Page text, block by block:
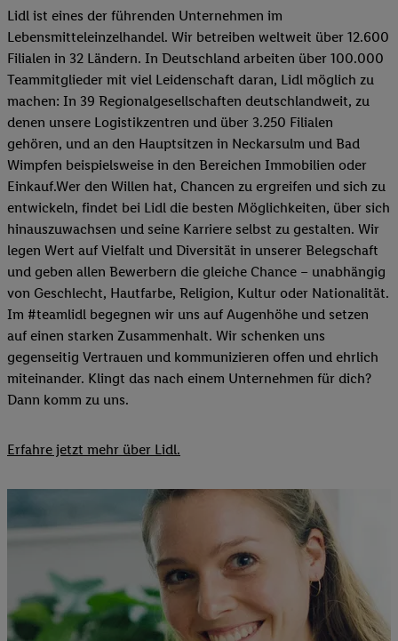
Lidl ist eines der führenden Unternehmen im
Lebensmitteleinzelhandel. Wir betreiben weltweit über 12.600
Filialen in 32 Ländern. In Deutschland arbeiten über 100.000
Teammitglieder mit viel Leidenschaft daran, Lidl möglich zu
machen: In 39 Regionalgesellschaften deutschlandweit, zu
denen unsere Logistikzentren und über 3.250 Filialen
gehören, und an den Hauptsitzen in Neckarsulm und Bad
Wimpfen beispielsweise in den Bereichen Immobilien oder
Einkauf.Wer den Willen hat, Chancen zu ergreifen und sich zu
entwickeln, findet bei Lidl die besten Möglichkeiten, über sich
hinauszuwachsen und seine Karriere selbst zu gestalten. Wir
legen Wert auf Vielfalt und Diversität in unserer Belegschaft
und geben allen Bewerbern die gleiche Chance – unabhängig
von Geschlecht, Hautfarbe, Religion, Kultur oder Nationalität.
Im #teamlidl begegnen wir uns auf Augenhöhe und setzen
auf einen starken Zusammenhalt. Wir schenken uns
gegenseitig Vertrauen und kommunizieren offen und ehrlich
miteinander. Klingt das nach einem Unternehmen für dich?
Dann komm zu uns.​
Erfahre jetzt mehr über Lidl.